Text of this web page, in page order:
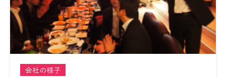
会社の様子